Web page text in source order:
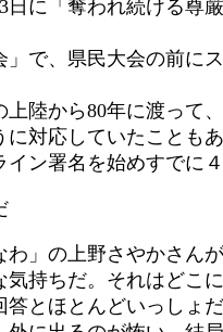
に「奪われ続ける尊
で、県民大会の前に
陸から80年に渡って
対応していたことも
ン署名を始めすでに
」の上野さやかさんが
持ちだ。それはどこ
とほとんどいっしょだ